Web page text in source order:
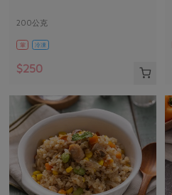
素食專區
樂齡友善
高麗菜海鮮煎餅
地區活動
活動報下載
200公克
葷 冷凍
$250